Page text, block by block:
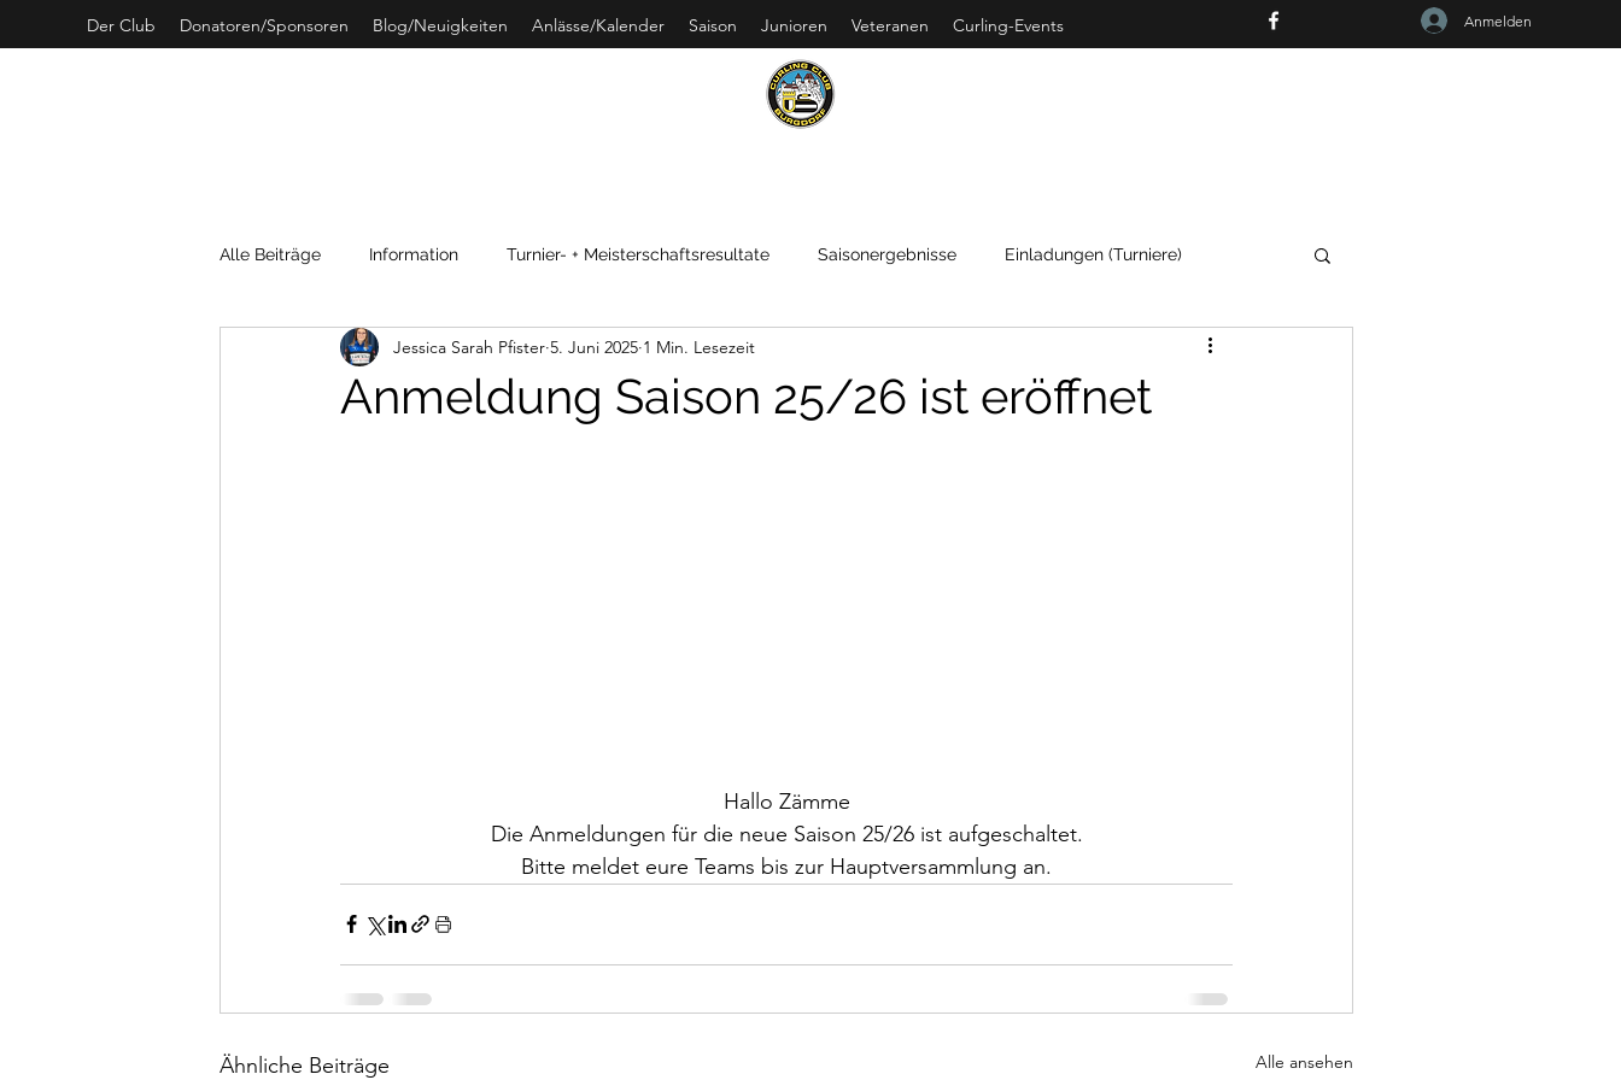
Der Club Donatoren/Sponsoren Blog/Neuigkeiten Anlässe/Kalender Saison Junioren Veteranen Curling-Events Anmelden
Alle Beiträge Information Turnier- + Meisterschaftsresultate Saisonergebnisse Einladungen (Turniere)
SwissCurling Archivdaten
Anmeldung Saison 25/26 ist eröffnet
Jessica Sarah Pfister 5. Juni 2025 1 Min. Lesezeit
Hallo Zämme
Die Anmeldungen für die neue Saison 25/26 ist aufgeschaltet.
Bitte meldet eure Teams bis zur Hauptversammlung an.
Ähnliche Beiträge Alle ansehen